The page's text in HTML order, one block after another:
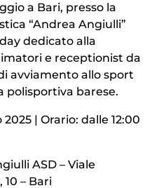
a Bari, presso la
“Andrea Angiulli”
dedicato alla
e receptionist da
avviamento allo sport
polisportiva barese.
| Orario: dalle 12:00
ASD – Viale
– Bari